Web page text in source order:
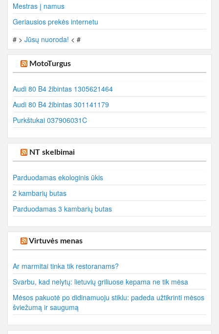
Mestras į namus
Geriausios prekės internetu
# > Jūsų nuoroda! < #
MotoTurgus
Audi 80 B4 žibintas 1305621464
Audi 80 B4 žibintas 301141179
Purkštukai 037906031C
NT skelbimai
Parduodamas ekologinis ūkis
2 kambarių butas
Parduodamas 3 kambarių butas
Virtuvės menas
Ar marmitai tinka tik restoranams?
Svarbu, kad nelytų: lietuvių griliuose kepama ne tik mėsa
Mėsos pakuotė po didinamuoju stiklu: padeda užtikrinti mėsos
šviežumą ir saugumą